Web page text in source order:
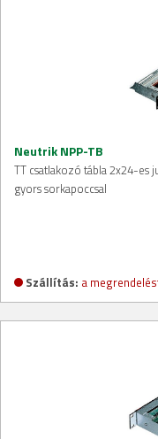
Neutrik NPP-TB
TT csatlakozó tábla 2x24-
gyors sorkapoccsal
Szállítás: a